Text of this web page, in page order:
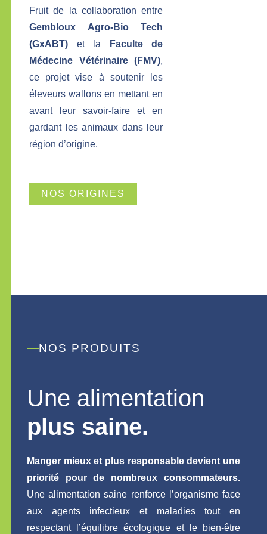
Fruit de la collaboration entre
Gembloux Agro-Bio Tech
(GxABT) et la
Faculte de
Médecine Vétérinaire (FMV),
ce projet vise à soutenir les
éleveurs wallons en mettant en
avant leur savoir-faire et en
gardant les animaux dans leur
région d’origine.
NOS ORIGINES
NOS PRODUITS
Une alimentation
plus saine.
Manger mieux et plus responsable devient une
priorité pour de nombreux consommateurs.
Une alimentation saine renforce l’organisme face
aux agents infectieux et maladies tout en
respectant l’équilibre écologique et le bien-être